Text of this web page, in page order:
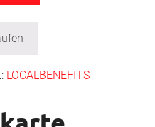
LOCALBENEFITS